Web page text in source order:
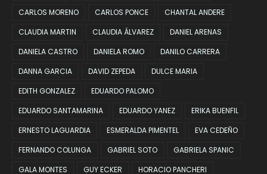
CARLOS MORENO
CARLOS PONCE
CHANTAL ANDERE
CLAUDIA MARTIN
CLAUDIA ÁLVAREZ
DANIEL ARENAS
DANIELA CASTRO
DANIELA ROMO
DANILO CARRERA
DANNA GARCIA
DAVID ZEPEDA
DULCE MARIA
EDITH GONZALEZ
EDUARDO PALOMO
EDUARDO SANTAMARINA
EDUARDO YANEZ
ERIKA BUENFIL
ERNESTO LAGUARDIA
ESMERALDA PIMENTEL
EVA CEDEÑO
FERNANDO COLUNGA
GABRIEL SOTO
GABRIELA SPANIC
GALA MONTES
GUY ECKER
HORACIO PANCHERI